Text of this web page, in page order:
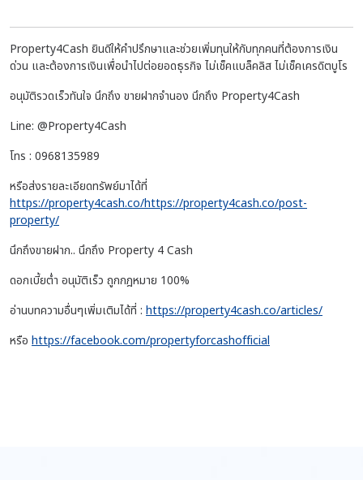
Property4Cash ยินดีให้คำปรึกษาและช่วยเพิ่มทุนให้กับทุกคนที่ต้องการเงิน
ด่วน และต้องการเงินเพื่อนำไปต่อยอดธุรกิจ ไม่เช็คแบล็คลิส ไม่เช็คเครดิตบูโร
อนุมัติรวดเร็วทันใจ นึกถึง ขายฝากจำนอง นึกถึง Property4Cash
Line: @Property4Cash
โทร : 0968135989
หรือส่งรายละเอียดทรัพย์มาได้ที่
https://property4cash.co/https://property4cash.co/post-
property/
นึกถึงขายฝาก.. นึกถึง Property 4 Cash
ดอกเบี้ยต่ำ อนุมัติเร็ว ถูกกฎหมาย 100%
อ่านบทความอื่นๆเพิ่มเติมได้ที่ : https://property4cash.co/articles/
หรือ https://facebook.com/propertyforcashofficial